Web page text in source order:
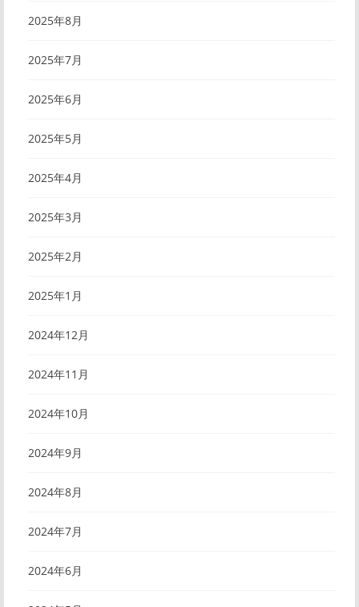
2025年8月
2025年7月
2025年6月
2025年5月
2025年4月
2025年3月
2025年2月
2025年1月
2024年12月
2024年11月
2024年10月
2024年9月
2024年8月
2024年7月
2024年6月